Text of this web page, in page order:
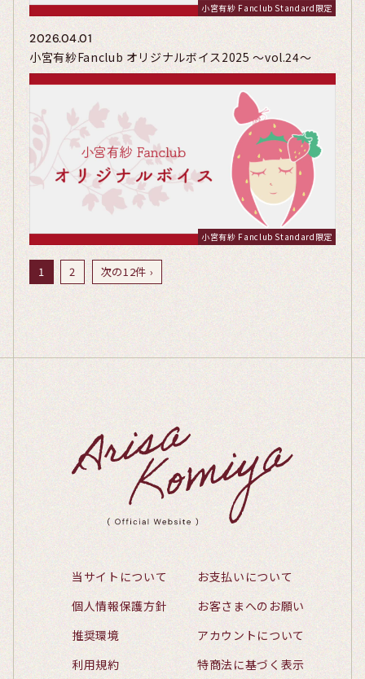
小宮有紗 Fanclub Standard限定
2026.04.01
小宮有紗Fanclub オリジナルボイス2025 〜vol.24〜
小宮有紗 Fanclub Standard限定
1 2 次の12件 ›
当サイトについて
お支払いについて
個人情報保護方針
お客さまへのお願い
推奨環境
アカウントについて
利用規約
特商法に基づく表示